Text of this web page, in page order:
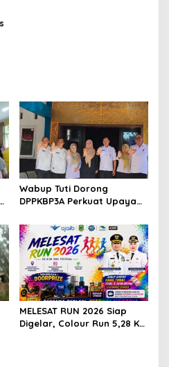
Wabup Tuti Dorong
DPPKBP3A Perkuat Upaya
Tingkatkan Kesejahteraan
Keluarga
MELESAT RUN 2026 Siap
Digelar, Colour Run 5,28 Km